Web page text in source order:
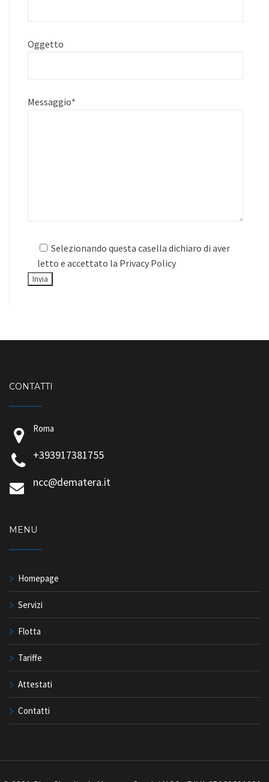
Oggetto
Messaggio*
Selezionando questa casella dichiaro di aver
letto e accettato la Privacy Policy
CONTATTI
Roma
+393917381755
ncc@dematera.it
MENU
Homepage
Servizi
Flotta
Tariffe
Attestati
Contatti